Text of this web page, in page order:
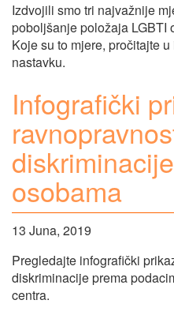
Izdvojili smo tri najvažnije
poboljšanje položaja LGBTI
Koje su to mjere, pročitajte
nastavku.
Infografički
osobama
13 Juna, 2019
Pregledajte infografički
diskriminacije prema
centra.